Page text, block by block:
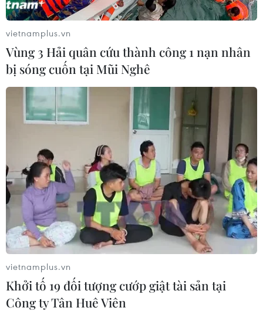
Taliban phát động chiến dịch tấn công
mùa Xuân ở Afghanistan
Taliban kêu gọi các binh sỹ và cảnh sát Afghanistan từ
bỏ chính quyền trong một tuyên bố cho thấy tình hình
lạo lực leo thang trước khi cuộc thương lượng hòa bình
với Mỹ đạt được bất kỳ kết quả nào.
vietnamplus.vn
Vùng 3 Hải quân cứu thành công 1 nạn nhân
bị sóng cuốn tại Mũi Nghê
vietnamplus.vn
Khởi tố 19 đối tượng cướp giật tài sản tại
Công ty Tân Huê Viên